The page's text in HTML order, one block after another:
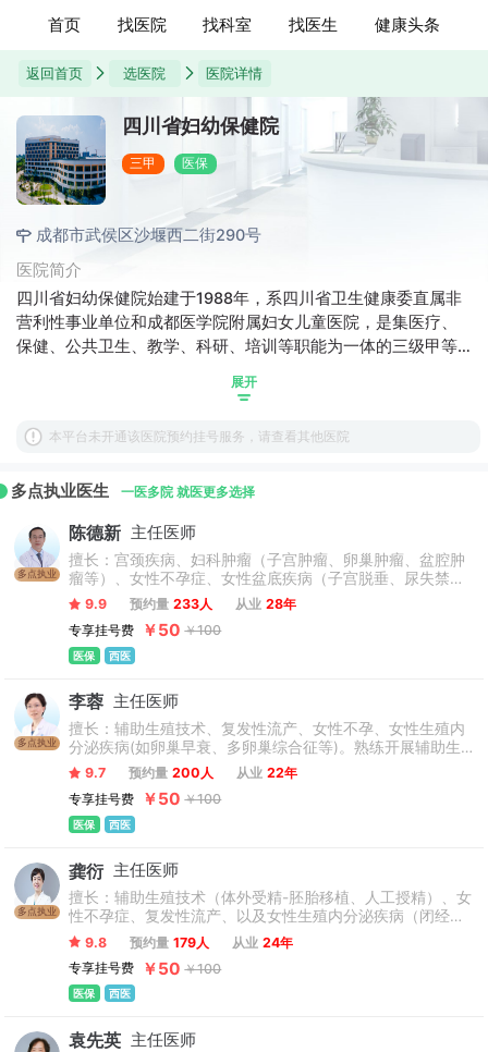
首页 找医院 找科室 找医生 健康头条
返回首页 选医院 医院详情
四川省妇幼保健院
三甲 医保
成都市武侯区沙堰西二街290号
医院简介
四川省妇幼保健院始建于1988年，系四川省卫生健康委直属非
营利性事业单位和成都医学院附属妇女儿童医院，是集医疗、
保健、公共卫生、教学、科研、培训等职能为一体的三级甲等
前诊断中心，四川省新生儿疾病筛查中心，四川省儿童医学中
心，四川省宫颈癌、乳腺癌筛查管理中心等机构均设于我院。
展开
本平台未开通该医院预约挂号服务，请查看其他医院
多点执业医生 一医多院 就医更多选择
多点执业
陈德新 主任医师
擅长：宫颈疾病、妇科肿瘤（子宫肿瘤、卵巢肿瘤、盆腔肿
瘤等）、女性不孕症、女性盆底疾病（子宫脱垂、尿失禁
等）、及妇科疑难杂症；在盆底微创手术、妇科私密整形、
妇科腹腔镜手术有独到经验。
9.9 预约量 233人 从业 28年
专享挂号费
￥50 ￥100
医保 西医
多点执业
李蓉 主任医师
擅长：辅助生殖技术、复发性流产、女性不孕、女性生殖内
分泌疾病(如卵巢早衰、多卵巢综合征等)。熟练开展辅助生
殖技术(人工授精、试管婴儿)，熟练开展取卵、胚胎移植及
减胎技术，成功实施首例超声引导下经腹腔取卵术。制定试
管婴儿周期方案标准化流程、制定门诊生殖内分泌疾病SOP
文件，负责试管婴儿周期质控。
9.7 预约量 200人 从业 22年
专享挂号费
￥50 ￥100
医保 西医
多点执业
龚衍 主任医师
擅长：辅助生殖技术（体外受精-胚胎移植、人工授精）、女
性不孕症、复发性流产、以及女性生殖内分泌疾病（闭经、
多囊卵巢综合征、高泌乳素血症、围绝经期综合征等）的诊
治。
9.8 预约量 179人 从业 24年
专享挂号费
￥50 ￥100
医保 西医
袁先英 主任医师